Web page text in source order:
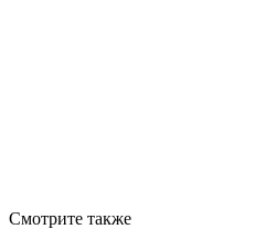
Смотрите также